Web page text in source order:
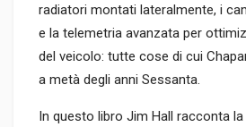
radiatori montati lateralmente, i
e la telemetria avanzata per
del veicolo: tutte cose di cui
a metà degli anni Sessanta.
In questo libro Jim Hall racconta